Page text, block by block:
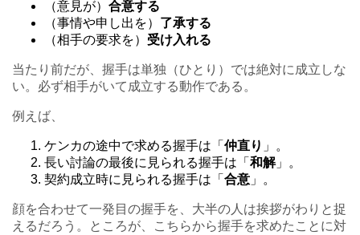
（意見が） 合意する
（事情や申し出を） 了承する
（相手の要求を） 受け入れる
当たり前だが、握手は単独（ひとり）では絶対に成立しな
い。必ず相手がいて成立する動作である。
例えば、
ケンカの途中で求める握手は「 仲直り 」。
長い討論の最後に見られる握手は「 和解」。
契約成立時に見られる握手は「 合意 」。
顔を合わせて一発目の握手を、大半の人は挨拶がわりと捉
えるだろう。ところが、こちらから握手を求めたことに対